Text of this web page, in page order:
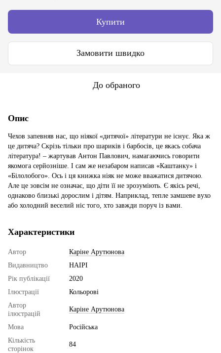
Купити
Замовити швидко
До обраного
Опис
Чехов запевняв нас, що ніякої «дитячої» літератури не існує. Яка ж
це дитяча? Скрізь тільки про шариків і барбосів, це якась собача
література! – жартував Антон Павлович, намагаючись говорити
якомога серйозніше. І сам же незабаром написав «Каштанку» і
«Білолобого». Ось і ця книжка ніяк не може вважатися дитячою.
Але це зовсім не означає, що діти її не зрозуміють. Є якісь речі,
однаково близькі дорослим і дітям. Наприклад, тепле замшеве вухо
або холодний веселий ніс того, хто завжди поруч із вами.
Характеристики
Автор
Каріне Арутюнова
Видавництво
НАІРІ
Рік публікації
2020
Ілюстрації
Кольорові
Автор
ілюстрацій
Каріне Арутюнова
Мова
Російська
Кількість
сторінок
84